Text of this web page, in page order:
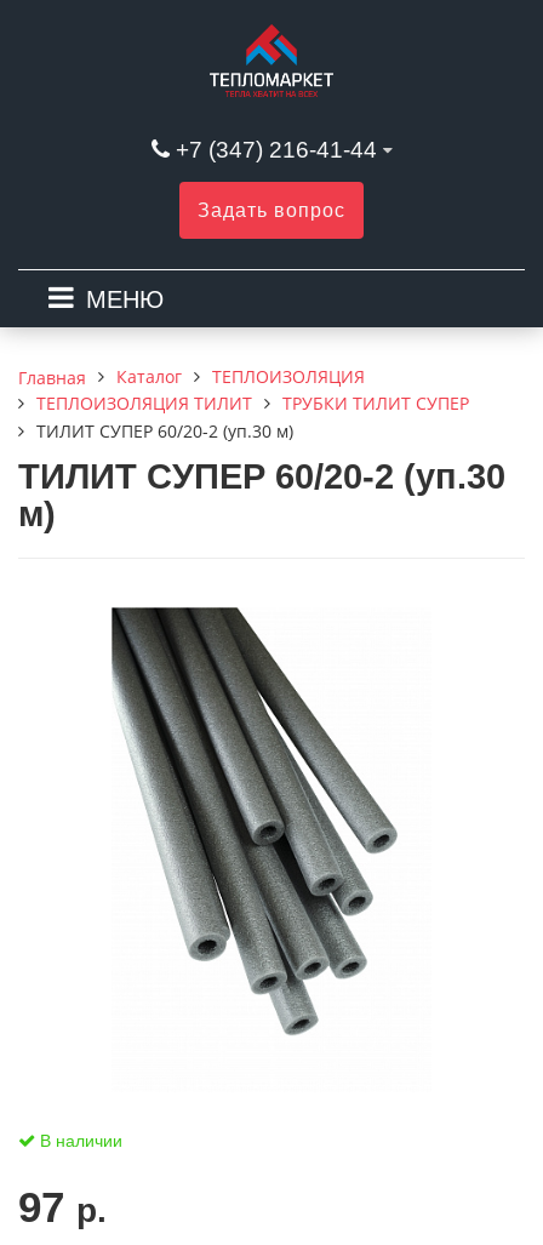
+7 (347) 216-41-44
Задать вопрос
МЕНЮ
Главная Каталог
ТЕПЛОИЗОЛЯЦИЯ
ТЕПЛОИЗОЛЯЦИЯ ТИЛИТ
ТРУБКИ ТИЛИТ СУПЕР
ТИЛИТ СУПЕР 60/20-2 (уп.30 м)
ТИЛИТ СУПЕР 60/20-2 (уп.30
м)
В наличии
97 р.